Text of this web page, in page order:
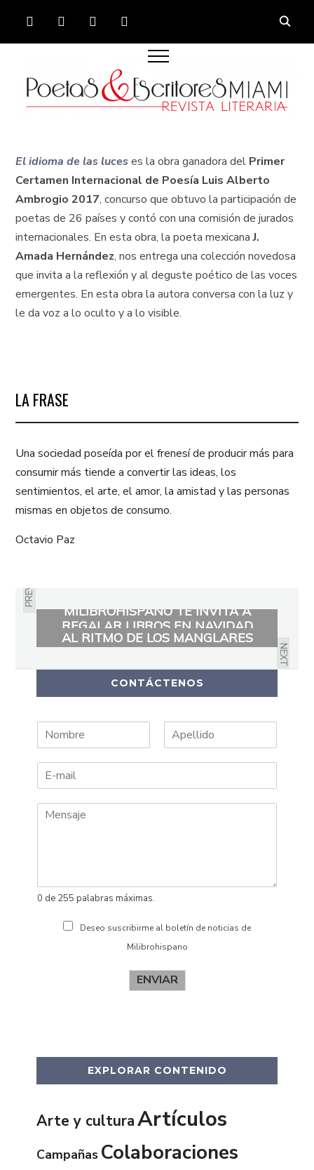
FACEBOOKTWITTERINSTAGRAMYOUTUBE
El idioma de las luces es la obra ganadora del Primer
Certamen Internacional de Poesía Luis Alberto
Ambrogio 2017, concurso que obtuvo la participación de
poetas de 26 países y contó con una comisión de jurados
internacionales. En esta obra, la poeta mexicanaJ.
Amada Hernández, nos entrega una colección novedosa
que invita a la reflexión y al deguste poético de las voces
emergentes. En esta obra la autora conversa con la luz y
le da voz a lo oculto y a lo visible.
LA FRASE
Una sociedad poseída por el frenesí de producir más para
consumir más tiende a convertir las ideas, los
sentimientos, el arte, el amor, la amistad y las personas
mismas en objetos de consumo.
Octavio Paz
PREVIOUS
MILIBROHISPANO TE INVITA A
REGALAR LIBROS EN NAVIDAD
NEXT
AL RITMO DE LOS MANGLARES
CONTÁCTENOS
o
b
p
l
0 de 255 palabras máximas.
Deseo suscribirme al boletín de noticias de
Milibrohispano
ENVIAR
EXPLORAR CONTENIDO
Arte y culturaArtículos
Campañas Colaboraciones